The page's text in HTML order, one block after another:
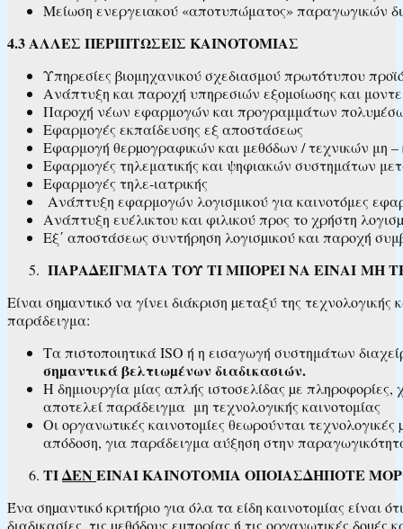
Μείωση ενεργειακού «αποτυπώματος» παραγωγικών
4.3 ΑΛΛΕΣ ΠΕΡΙΠΤΩΣΕΙΣ ΚΑΙΝΟΤΟΜΙΑΣ
Υπηρεσίες βιομηχανικού σχεδιασμού πρωτότυπου
Ανάπτυξη και παροχή υπηρεσιών εξομοίωσης και
Παροχή νέων εφαρμογών και προγραμμάτων
Εφαρμογές εκπαίδευσης εξ αποστάσεως
Εφαρμογή θερµογραφικών και μεθόδων / τεχνικών μη
Εφαρμογές τηλεματικής και ψηφιακών συστημάτων
Εφαρμογές τηλε-ιατρικής
Ανάπτυξη εφαρμογών λογισμικού για καινοτόμες
Ανάπτυξη ευέλικτου και φιλικού προς το χρήστη
Εξ΄ αποστάσεως συντήρηση λογισµικού και παροχή
ΠΑΡΑΔΕΙΓΜΑΤΑ ΤΟΥ ΤΙ ΜΠΟΡΕΙ ΝΑ ΕΙΝΑΙ ΜΗ
Είναι σηµαντικό να γίνει διάκριση µεταξύ της
παράδειγμα:
Τα πιστοποιητικά ISO ή η εισαγωγή συστημάτων
σηµαντικά βελτιωµένων διαδικασιών.
Η δημιουργία μίας απλής ιστοσελίδας µε
αποτελεί παράδειγμα μη τεχνολογικής καινοτομίας
Οι οργανωτικές καινοτομίες θεωρούνται
απόδοση, για παράδειγμα αύξηση στην
ΤΙΔΕΝ ΕΙΝΑΙ ΚΑΙΝΟΤΟΜΙΑ ΟΠΟΙΑΣΔΗΠΟΤΕ
Ένα σηµαντικό κριτήριο για όλα τα είδη καινοτομίας
διαδικασίες, τις µεθόδους εµπορίας ή τις οργανωτικές